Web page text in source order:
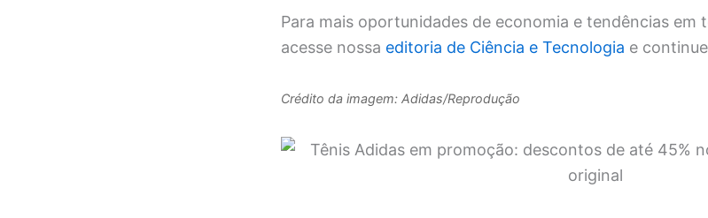
Para mais oportunidades de economia e tendências em
acesse nossa editoria de Ciência e Tecnologia e
Crédito da imagem: Adidas/Reprodução